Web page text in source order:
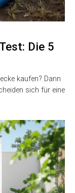
Die 5
kaufen? Dann
sich für eine